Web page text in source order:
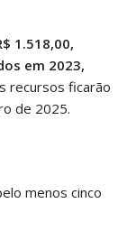
1.518,00,
em 2023,
recursos ficarão
de 2025.
menos cinco